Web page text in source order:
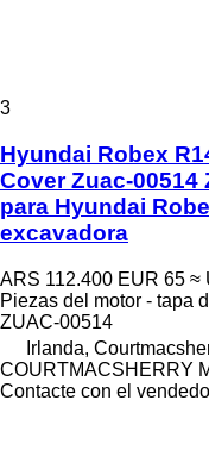
3
Hyundai Robex
Cover Zuac-00514
para Hyundai
excavadora
ARS 112.400 EUR 65 ≈
Piezas del motor - tapa
ZUAC-00514
Irlanda,
COURTMACSHERRY
Contacte con el